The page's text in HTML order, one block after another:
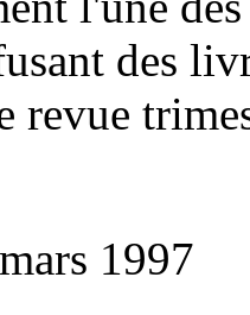
des
revue
1997